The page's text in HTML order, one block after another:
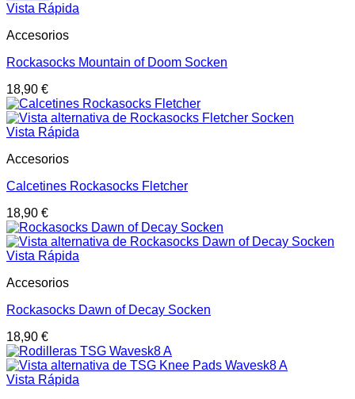
Vista Rápida
Accesorios
Rockasocks Mountain of Doom Socken
18,90 €
Vista Rápida
Accesorios
Calcetines Rockasocks Fletcher
18,90 €
Vista Rápida
Accesorios
Rockasocks Dawn of Decay Socken
18,90 €
Vista Rápida